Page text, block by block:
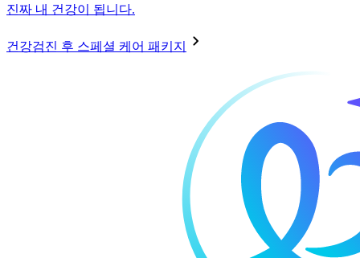
진짜 내 건강이 됩니다.
건강검진 후 스페셜 케어 패키지